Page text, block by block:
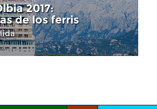
2017:
de los ferris